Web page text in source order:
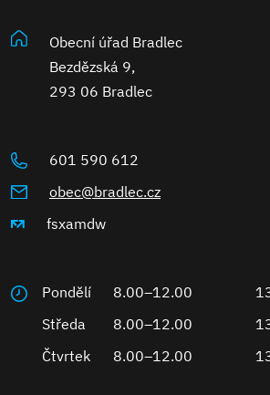
Obecní úřad Bradlec
Bezdězská 9,
293 06 Bradlec
601 590 612
obec@bradlec.cz
fsxamdw
Pondělí 8.00–12.00
Středa
8.00–12.00
Čtvrtek
8.00–12.00